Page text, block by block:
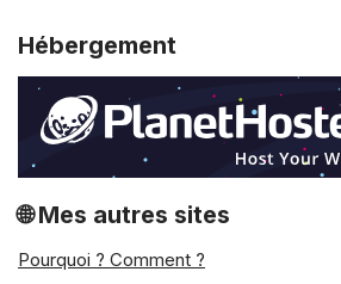
Hébergement
🌐 Mes autres sites
Pourquoi ? Comment ?